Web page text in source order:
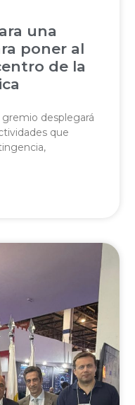
una
poner al
de la
desplegará
que